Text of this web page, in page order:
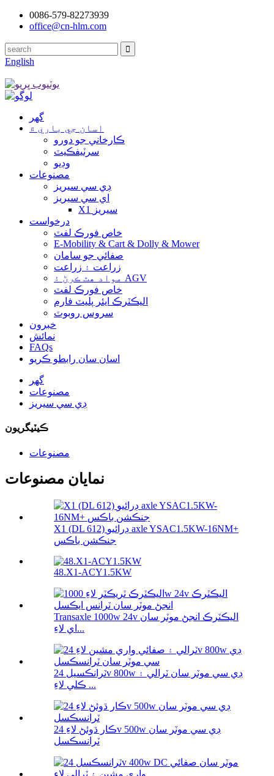
0086-579-82273939
office@cn-hlm.com
English
گهر
اسان جي باري ۾
ڪارخاني جو دورو
سرٽيفڪيٽ
وڊيو
مصنوعات
ڊي سي سيريز
اي سي سيريز
X1 سيريز
درخواست
خاص فورڪ لفٽ
E-Mobility & Cart & Dolly & Mower
صفائي جو سامان
زراعت ۽ زراعت
مواد هٿ ڪرڻ ۽ AGV
خاص فورڪ لفٽ
اليڪٽرڪ ايئر پليٽ فارم
سروس روبوٽ
خبرون
نمائش
FAQs
اسان سان رابطو ڪريو
گهر
مصنوعات
ڊي سي سيريز
ڪيٽيگريون
مصنوعات
نمايان مصنوعات
X1 (DL 612) ڊرائيو axle YSAC1.5KW-16NM+
جنڪشن باڪس
48.X1-ACY1.5KW
Transaxle 1000w 24v اليڪٽرڪ انجڻ موٽر سان
اي لاءِ...
ٽرانڪسيل 24v 800w ڊي سي موٽر سان ٽرالي ۽
ڪلي لاءِ ...
ڪار ڌوئڻ لاءِ 24v 500w ڊي سي موٽر سان
ٽرانسڪسل